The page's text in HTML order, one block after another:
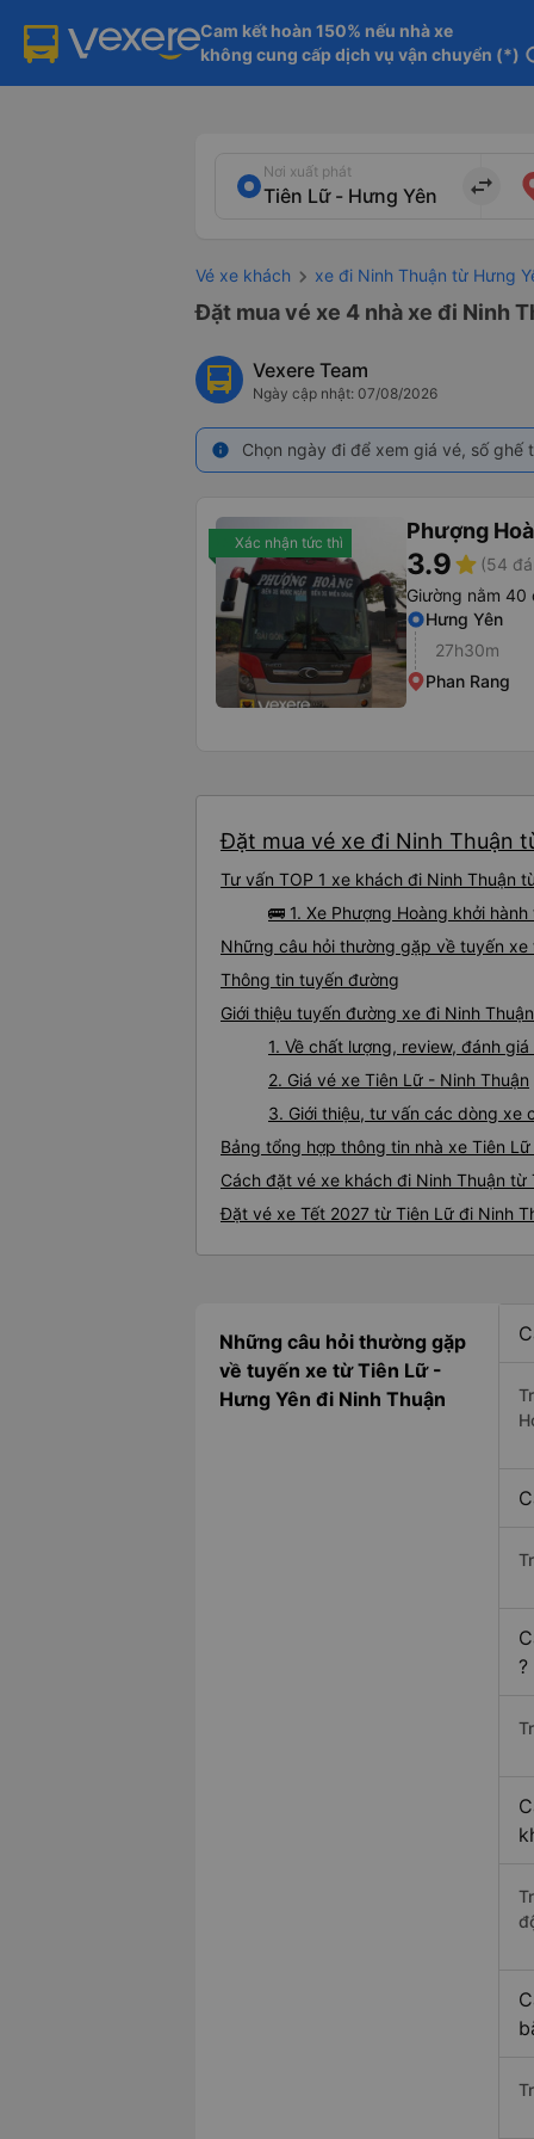
Cam kết hoàn 150% nếu nhà xe
không cung cấp dịch vụ vận chuyển (*)
Nơi xuất phát
import_export
Vé xe khách xe đi Ninh Thuận từ Hưng
Đặt mua vé xe 4 nhà xe đi Ninh
Vexere Team
Ngày cập nhật: 07/08/2026
info Chọn ngày đi để xem giá vé, số
Xác nhận tức thì Phượng
3.9star (54
Giường nằm 40
Hưng Yên
27h30m
Phan Rang
Đặt mua vé xe đi Ninh Thuận
Tư vấn TOP 1 xe khách đi Ninh Thuận
🚌 1. Xe Phượng Hoàng khởi
Những câu hỏi thường gặp về tuyến xe
Thông tin tuyến đường
Giới thiệu tuyến đường xe đi Ninh
1. Về chất lượng, review, đánh
2. Giá vé xe Tiên Lữ - Ninh Thuận
3. Giới thiệu, tư vấn các dòng xe
Bảng tổng hợp thông tin nhà xe Tiên
Cách đặt vé xe khách đi Ninh Thuận
Đặt vé xe Tết 2027 từ Tiên Lữ đi Ninh
Những câu hỏi thường gặp
về tuyến xe từ Tiên Lữ -
Hưng Yên đi Ninh Thuận
?